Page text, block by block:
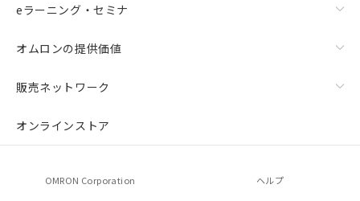
eラーニング・セミナ
オムロンの提供価値
販売ネットワーク
オンラインストア
OMRON Corporation ヘルプ